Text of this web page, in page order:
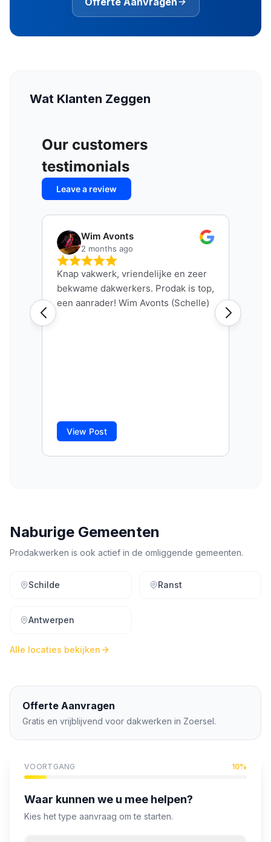
Wat Klanten Zeggen
Naburige Gemeenten
Prodakwerken is ook actief in de omliggende gemeenten.
Schilde Ranst
Antwerpen
Alle locaties bekijken
Offerte Aanvragen
Gratis en vrijblijvend voor dakwerken in Zoersel.
VOORTGANG 10%
Waar kunnen we u mee helpen?
Kies het type aanvraag om te starten.